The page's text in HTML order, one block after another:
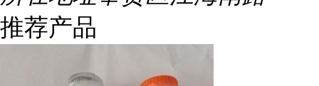
推荐产品